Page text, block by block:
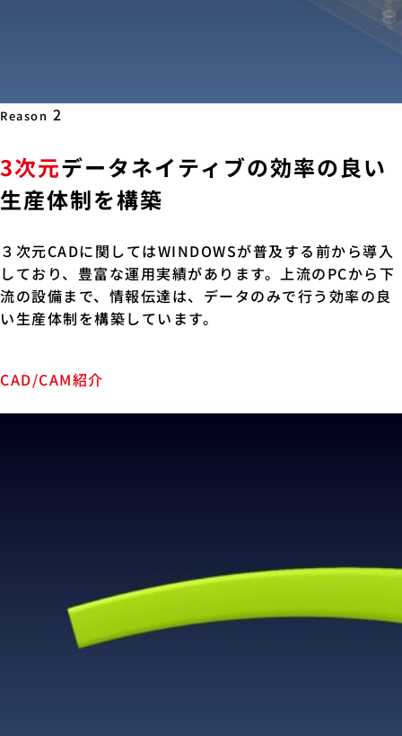
Reason 2
3次元データネイティブの効率の良い
生産体制を構築
３次元CADに関してはWINDOWSが普及する前から導入
しており、豊富な運用実績があります。上流のPCから下
流の設備まで、情報伝達は、データのみで行う効率の良
い生産体制を構築しています。
CAD/CAM紹介